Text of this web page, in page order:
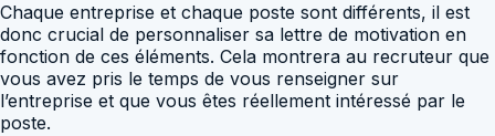
Chaque entreprise et chaque poste sont différents, il est
donc crucial de personnaliser sa lettre de motivation en
fonction de ces éléments. Cela montrera au recruteur que
vous avez pris le temps de vous renseigner sur
l’entreprise et que vous êtes réellement intéressé par le
poste.